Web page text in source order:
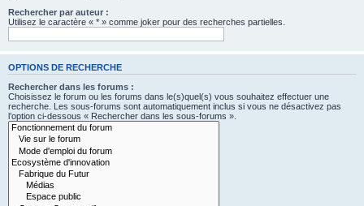
Rechercher par auteur :
Utilisez le caractère « * » comme joker pour des recherches partielles.
OPTIONS DE RECHERCHE
Rechercher dans les forums :
Choisissez le forum ou les forums dans le(s)quel(s) vous souhaitez effectuer une
recherche. Les sous-forums sont automatiquement inclus si vous ne désactivez pas
l’option ci-dessous « Rechercher dans les sous-forums ».